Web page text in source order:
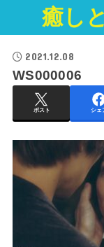
癒し
2021.12.08
WS000006
ポスト シェ